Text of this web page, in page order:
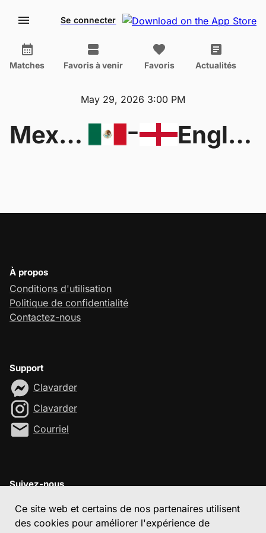
Ce site web et certains de nos partenaires utilisent
des cookies pour améliorer l'expérience de
Se connecter
Matches Favoris à venir Favoris Actualités
May 29, 2026 3:00 PM
Mexico W U17 - England U17
À propos
Conditions d'utilisation
Politique de confidentialité
Contactez-nous
Support
Clavarder
Clavarder
Courriel
Suivez-nous